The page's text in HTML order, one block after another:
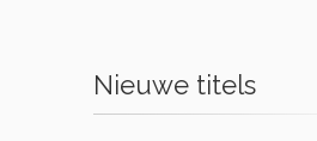
Nieuwe titels